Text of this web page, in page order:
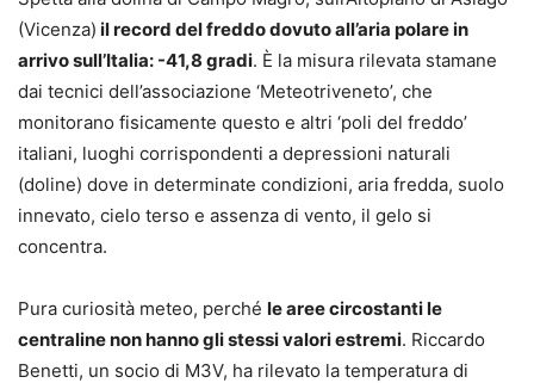
(Vicenza) il record del freddo dovuto all’aria polare in
arrivo sull’Italia: -41,8 gradi. È la misura rilevata stamane
dai tecnici dell’associazione ‘Meteotriveneto’, che
monitorano fisicamente questo e altri ‘poli del freddo’
italiani, luoghi corrispondenti a depressioni naturali
(doline) dove in determinate condizioni, aria fredda, suolo
innevato, cielo terso e assenza di vento, il gelo si
concentra.
Pura curiosità meteo, perché le aree circostanti le
centraline non hanno gli stessi valori estremi. Riccardo
Benetti, un socio di M3V, ha rilevato la temperatura di